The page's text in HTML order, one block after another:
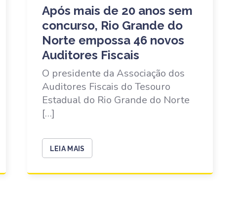
Após mais de 20 anos sem
concurso, Rio Grande do
Norte empossa 46 novos
Auditores Fiscais
O presidente da Associação dos
Auditores Fiscais do Tesouro
Estadual do Rio Grande do Norte
[…]
LEIA MAIS